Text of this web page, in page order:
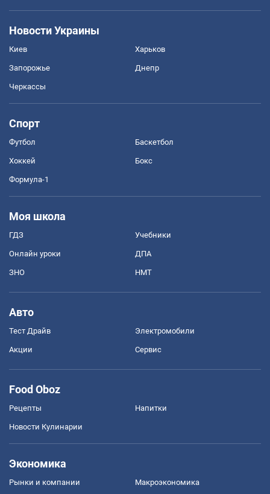
Новости Украины
Киев Харьков
Запорожье Днепр
Черкассы
Спорт
Футбол Баскетбол
Хоккей Бокс
Формула-1
Моя школа
ГДЗ Учебники
Онлайн уроки ДПА
ЗНО НМТ
Авто
Тест Драйв Электромобили
Акции Сервис
Food Oboz
Рецепты Напитки
Новости Кулинарии
Экономика
Рынки и компании Mакроэкономика